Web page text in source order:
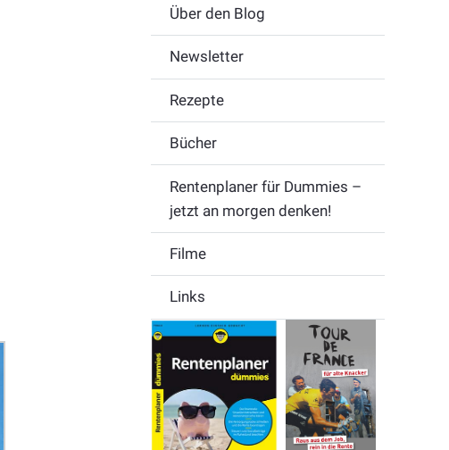
Über den Blog
Newsletter
Rezepte
Bücher
Rentenplaner für Dummies –
jetzt an morgen denken!
Filme
Links